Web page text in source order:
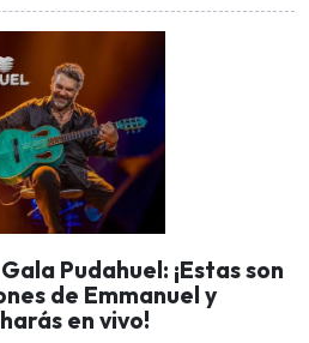
Pudahuel: ¡Estas son
de Emmanuel y
en vivo!